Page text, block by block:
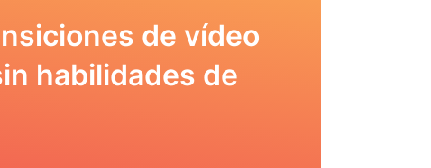
de vídeo
habilidades de